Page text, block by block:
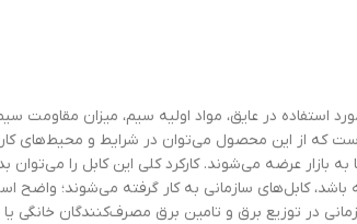
استفاده در عایق، مواد اولیه سیم، میزان مقاومت
است که از این محصول می‌توان در شرایط و محیط‌های
بازار عرضه می‌شوند. کارکرد کلی این کابل را
کابل‌های سازمانی به کار گرفته می‌شوند؛ واضح
در توزیع برق و تامین برق مصرف‌کنندگان خانگی